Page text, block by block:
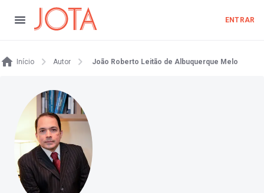
ENTRAR
Início Autor João Roberto Leitão de Albuquerque Melo